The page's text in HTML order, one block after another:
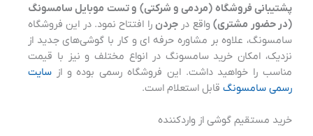
پشتیبانی فروشگاه (مردمی و شرکتی) و تست موبایل سامسونگ
(در حضور مشتری) واقع در جردن را افتتاح نمود. در این فروشگاه
سامسونگ، علاوه بر مشاوره حرفه ای و کار با گوشی‌های جدید از
نزدیک، امکان خرید سامسونگ در انواع مختلف و نیز با قیمت
مناسب را خواهید داشت. این فروشگاه رسمی بوده و از سایت
رسمی سامسونگ قابل استعلام است.
خرید مستقیم گوشی از واردکننده